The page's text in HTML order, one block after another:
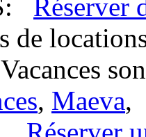
Réserver
de
, Maeva,